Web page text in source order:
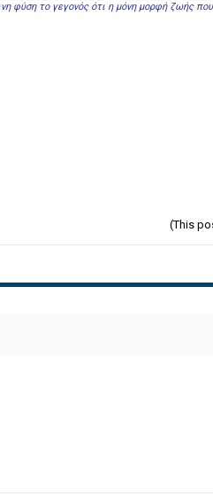
φύση το γεγονός ότι η μόνη μορφή ζωής
(This